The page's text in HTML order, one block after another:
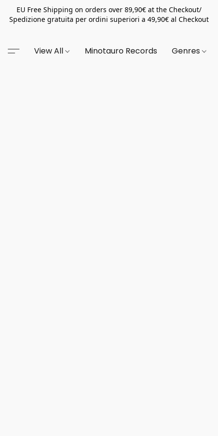
EU Free Shipping on orders over 89,90€ at the Checkout/
Spedizione gratuita per ordini superiori a 49,90€ al Checkout
View All Minotauro Records Genres